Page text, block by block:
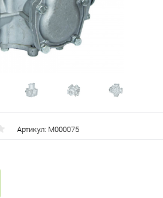
Артикул: М000075